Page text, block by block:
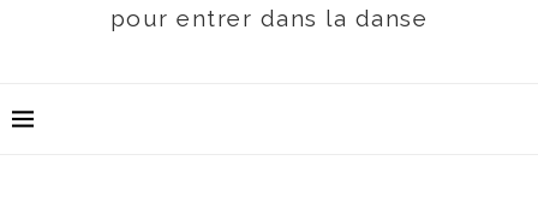
pour entrer dans la danse